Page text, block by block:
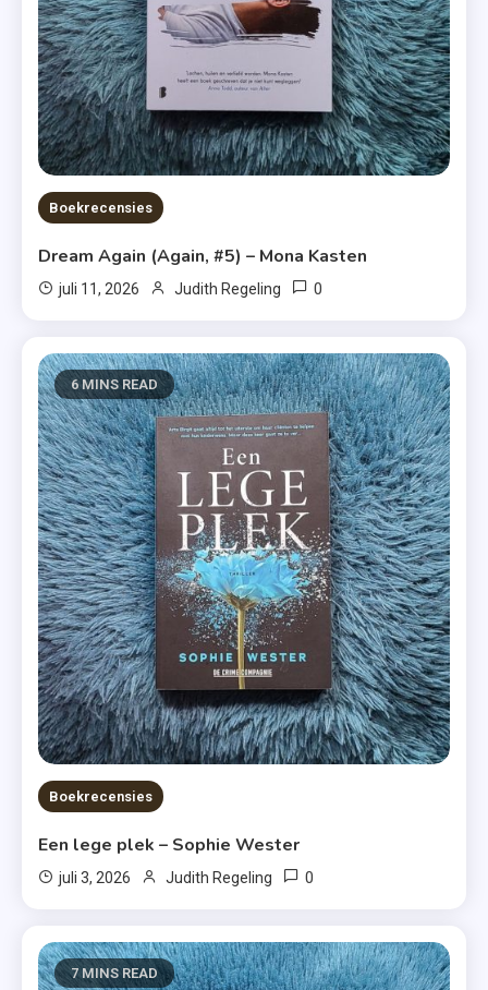
Boekrecensies
Dream Again (Again, #5) – Mona Kasten
juli 11, 2026 Judith Regeling 0
6 MINS READ
Boekrecensies
Een lege plek – Sophie Wester
juli 3, 2026 Judith Regeling 0
7 MINS READ